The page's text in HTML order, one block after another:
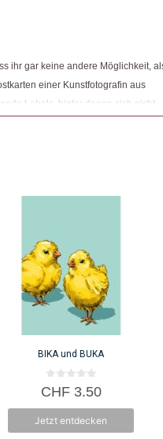
ihr gar keine andere Möglichkeit,
einer Kunstfotografin aus
Labels, hinter denen sich nicht
die sie dazu veranlassten,
BIKA und BUKA
0
v
5
CHF3.50
Jetzt entdecken